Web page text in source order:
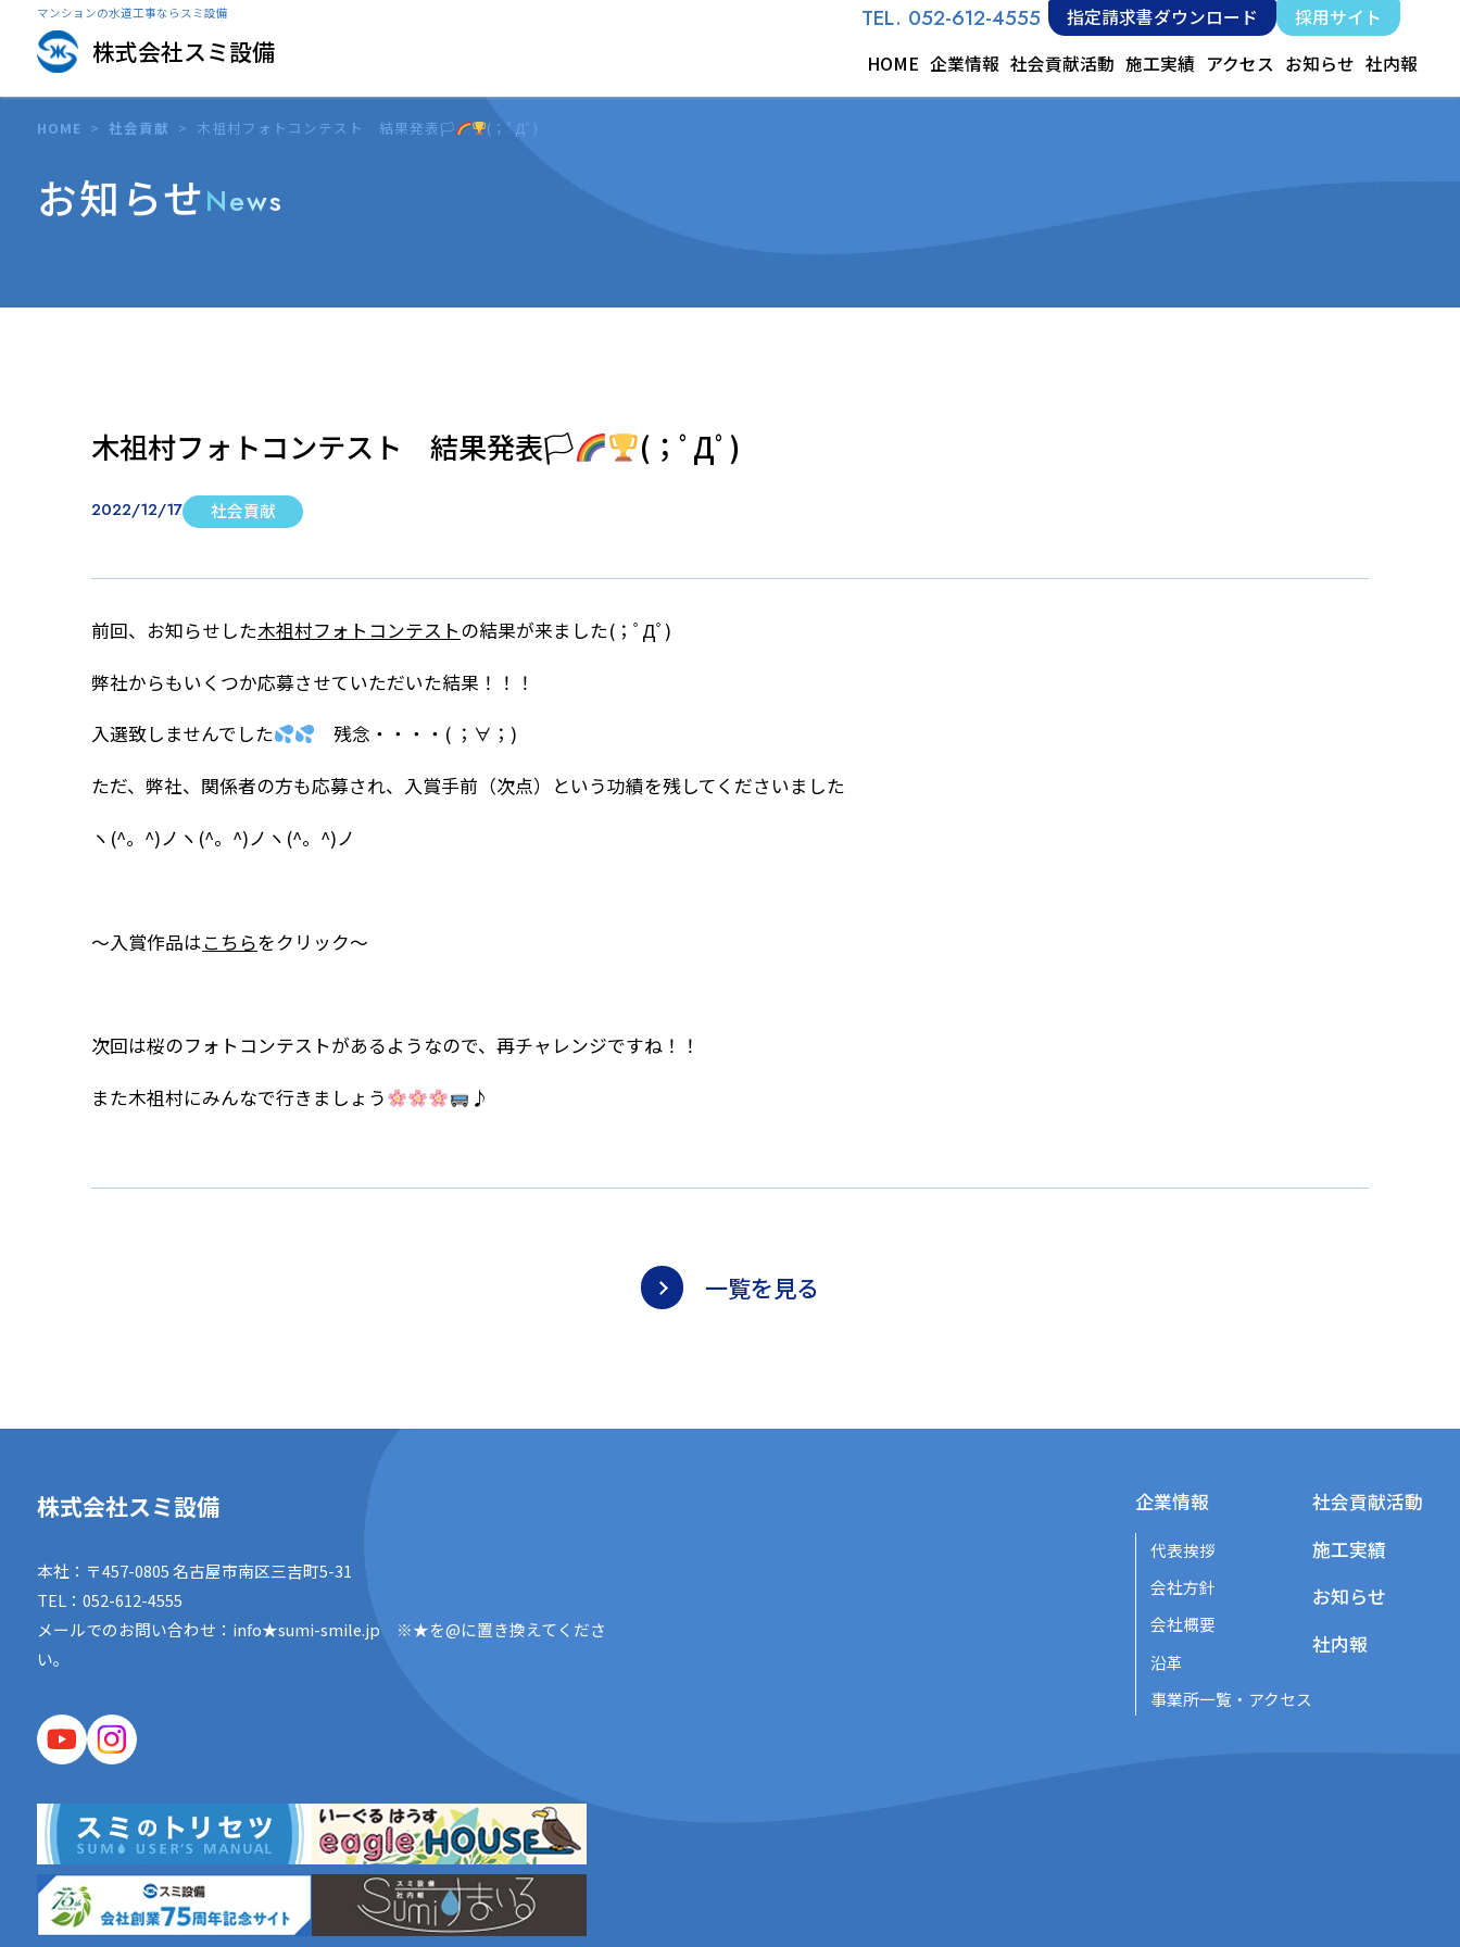
マンションの水道工事ならスミ設備
株式会社スミ設備
TEL. 052-612-4555 指定請求書ダウンロード
採用サイト
HOME 企業情報 社会貢献活動 施工実績 アクセス お知らせ 社内報
お知らせNews
HOME > 社会貢献 > 木祖村フォトコンテスト 結果発表🏳‍ (；ﾟДﾟ)
木祖村フォトコンテスト 結果発表🏳‍ (；ﾟДﾟ)
2022/12/17 社会貢献
前回、お知らせした木祖村フォトコンテストの結果が来ました(；ﾟДﾟ)
弊社からもいくつか応募させていただいた結果！！！
入選致しませんでした
残念・・・・( ；∀；)
ただ、弊社、関係者の方も応募され、入賞手前（次点）という功績を残してくださいました
ヽ(^。^)ノヽ(^。^)ノヽ(^。^)ノ
～入賞作品はこちらをクリック～
次回は桜のフォトコンテストがあるようなので、再チャレンジですね！！
また木祖村にみんなで行きましょう
♪
一覧を見る
株式会社スミ設備
本社：〒457-0805 名古屋市南区三吉町5-31
TEL： 052-612-4555
メールでのお問い合わせ：info★sumi-smile.jp
※★を@に置き換えてくださ
い。
企業情報
代表挨拶
会社方針
会社概要
沿革
事業所一覧・アクセス
社会貢献活動
施工実績
お知らせ
社内報